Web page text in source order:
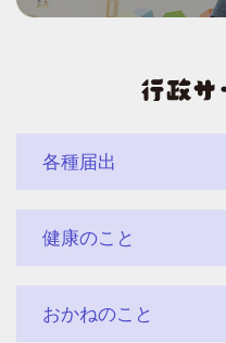
各種届出
健康のこと
おかねのこと